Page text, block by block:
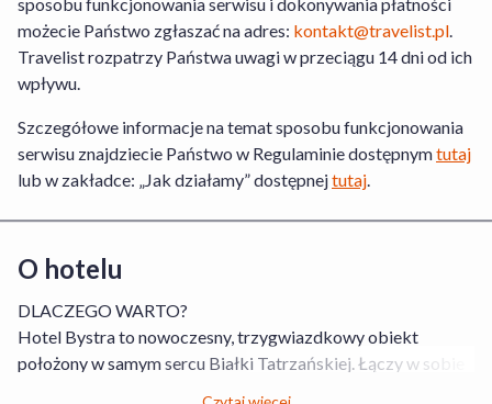
st. Warszawy, XII Wydział Gospodarczy
Krajowego Rejestru Sądowego pod nr.
KRS: 0000440014, NIP: 7010359657,
49500PLN
możecie Państwo zgłaszać na adres: kontakt@travelist.pl.
Travelist rozpatrzy Państwa uwagi w przeciągu 14 dni od ich
wpływu.
Szczegółowe informacje na temat sposobu funkcjonowania
serwisu znajdziecie Państwo w Regulaminie dostępnymtutaj
lub w zakładce: „Jak działamy” dostępnejtutaj.
O hotelu
DLACZEGO WARTO?
Hotel Bystra to nowoczesny, trzygwiazdkowy obiekt
położony w samym sercu Białki Tatrzańskiej. Łączy w sobie